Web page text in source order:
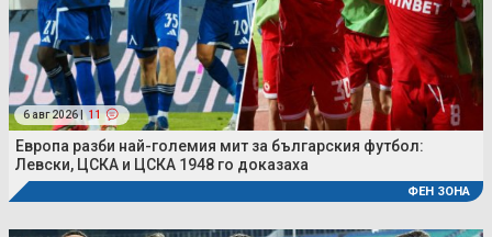
6 авг 2026 | 11
Европа разби най-големия мит за българския футбол:
Левски, ЦСКА и ЦСКА 1948 го доказаха
ФЕН ЗОНА